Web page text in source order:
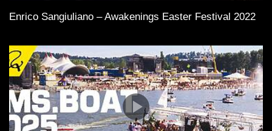
Enrico Sangiuliano – Awakenings Easter Festival 2022